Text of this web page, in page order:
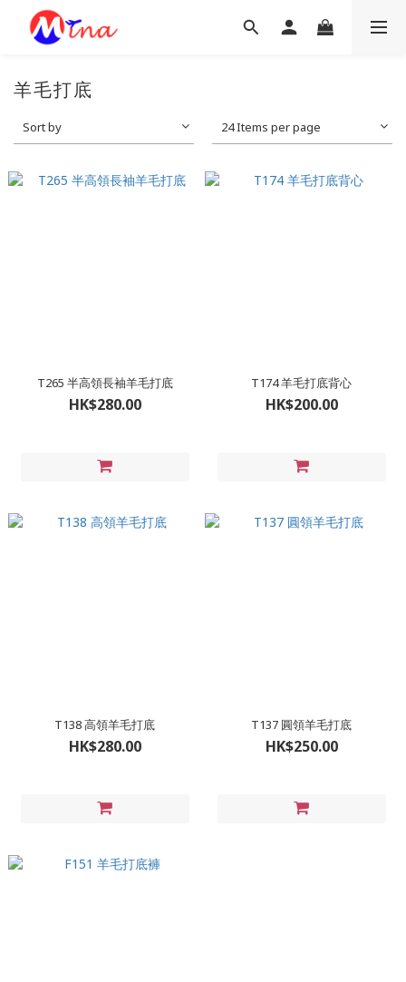
羊毛打底
Sort by 24 Items per page
T265 半高領長袖羊毛打底
HK$280.00
T174 羊毛打底背心
HK$200.00
T138 高領羊毛打底
HK$280.00
T137 圓領羊毛打底
HK$250.00